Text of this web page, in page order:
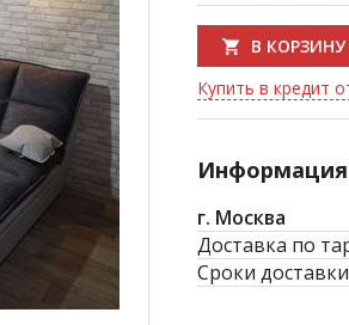
В КОРЗИНУ
Купить в кредит
Информация
г. Москва
Доставка по
Сроки